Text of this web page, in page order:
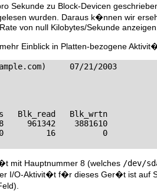
Sekunde zu Block-Devicen
wurden. Daraus k�nnen wir
von null Kilobytes/Sekunde anzeigen.
Einblick in Platten-bezogene
07/21/2003
Blk_read   Blk_wrtn
961342    3881610
16          0
mit Hauptnummer 8 (welches /dev/
I/O-Aktivit�t f�r dieses Ger�t ist auf